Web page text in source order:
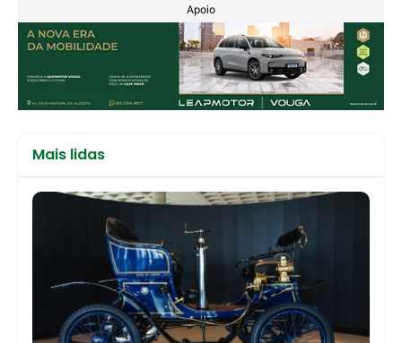
Apoio
Mais lidas